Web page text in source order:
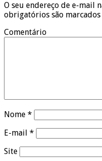
O seu endereço de e-mail
obrigatórios são marcados
Comentário
Nome *
E-mail *
Site